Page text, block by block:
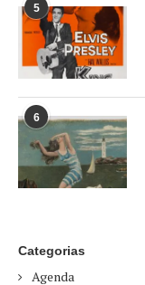
5
6
Categorias
Agenda